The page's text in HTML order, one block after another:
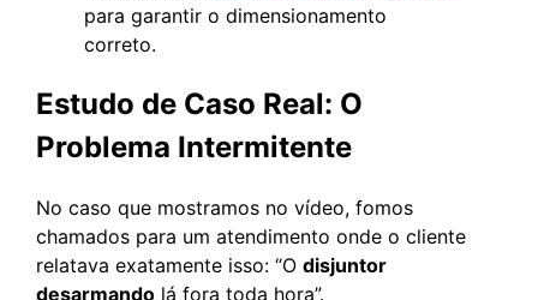
para garantir o dimensionamento
correto.
Estudo de Caso Real: O
Problema Intermitente
No caso que mostramos no vídeo, fomos
chamados para um atendimento onde o cliente
relatava exatamente isso: “O disjuntor
desarmando lá fora toda hora”.